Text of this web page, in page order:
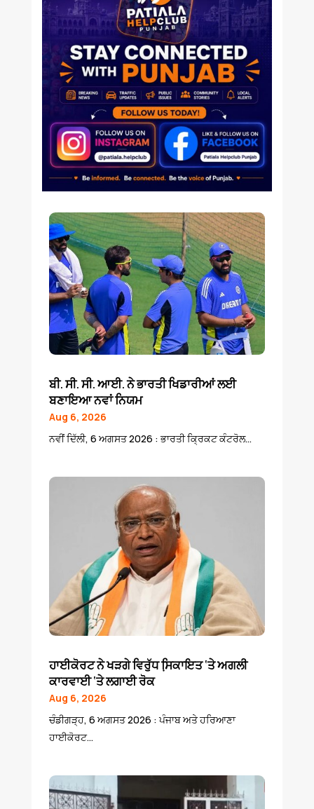
ਬੀ. ਸੀ. ਸੀ. ਆਈ. ਨੇ ਭਾਰਤੀ ਖਿਡਾਰੀਆਂ ਲਈ
ਬਣਾਇਆ ਨਵਾਂ ਨਿਯਮ
Aug 6, 2026
ਨਵੀਂ ਦਿੱਲੀ, 6 ਅਗਸਤ 2026 : ਭਾਰਤੀ ਕ੍ਰਿਕਟ ਕੰਟਰੋਲ...
ਹਾਈਕੋਰਟ ਨੇ ਖੜਗੇ ਵਿਰੁੱਧ ਸਿ਼ਕਾਇਤ ‘ਤੇ ਅਗਲੀ
ਕਾਰਵਾਈ ‘ਤੇ ਲਗਾਈ ਰੋਕ
Aug 6, 2026
ਚੰਡੀਗੜ੍ਹ, 6 ਅਗਸਤ 2026 : ਪੰਜਾਬ ਅਤੇ ਹਰਿਆਣਾ
ਹਾਈਕੋਰਟ...